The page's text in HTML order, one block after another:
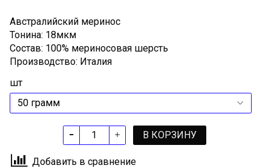
Австралийский меринос
Тонина: 18мкм
Состав: 100% мериносовая шерсть
Производство: Италия
шт
В КОРЗИНУ
Добавить в сравнение